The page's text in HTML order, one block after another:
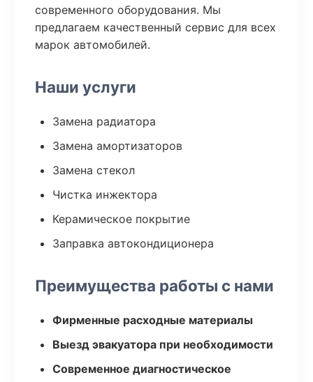
современного оборудования. Мы
предлагаем качественный сервис для всех
марок автомобилей.
Наши услуги
Замена радиатора
Замена амортизаторов
Замена стекол
Чистка инжектора
Керамическое покрытие
Заправка автокондиционера
Преимущества работы с нами
Фирменные расходные материалы
Выезд эвакуатора при необходимости
Современное диагностическое